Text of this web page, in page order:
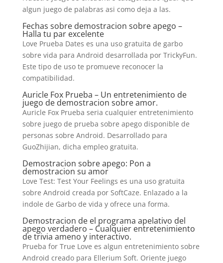
algun juego de palabras asi­ como deja a las.
Fechas sobre demostracion sobre apego –
Halla tu par excelente
Love Prueba Dates es una uso gratuita de garbo
sobre vida para Android desarrollada por TrickyFun.
Este tipo de uso te promueve reconocer la
compatibilidad.
Auricle Fox Prueba – Un entretenimiento de
juego de demostracion sobre amor.
Auricle Fox Prueba seri­a cualquier entretenimiento
sobre juego de prueba sobre apego disponible de
personas sobre Android. Desarrollado para
GuoZhijian, dicha empleo gratuita.
Demostracion sobre apego: Pon a
demostracion su amor
Love Test: Test Your Feelings es una uso gratuita
sobre Android creada por SoftCaze. Enlazado a la
indole de Garbo de vida y ofrece una forma.
Demostracion de el programa apelativo del
apego verdadero – Cualquier entretenimiento
de trivia ameno y interactivo.
Prueba for True Love es algun entretenimiento sobre
Android creado para Ellerium Soft. Oriente juego